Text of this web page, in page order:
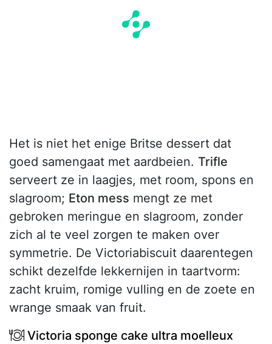
Het is niet het enige Britse dessert dat
goed samengaat met aardbeien. Trifle
serveert ze in laagjes, met room, spons en
slagroom; Eton mess mengt ze met
gebroken meringue en slagroom, zonder
zich al te veel zorgen te maken over
symmetrie. De Victoriabiscuit daarentegen
schikt dezelfde lekkernijen in taartvorm:
zacht kruim, romige vulling en de zoete en
wrange smaak van fruit.
Victoria sponge cake ultra moelleux